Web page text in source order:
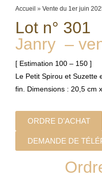
Accueil » Vente du 1er juin
Lot n° 301
Janry –
[ Estimation 100 – 150 ]
Le Petit Spirou et Suzette
fin. Dimensions : 20,5 cm
ORDRE D'ACHAT
DEMANDE DE